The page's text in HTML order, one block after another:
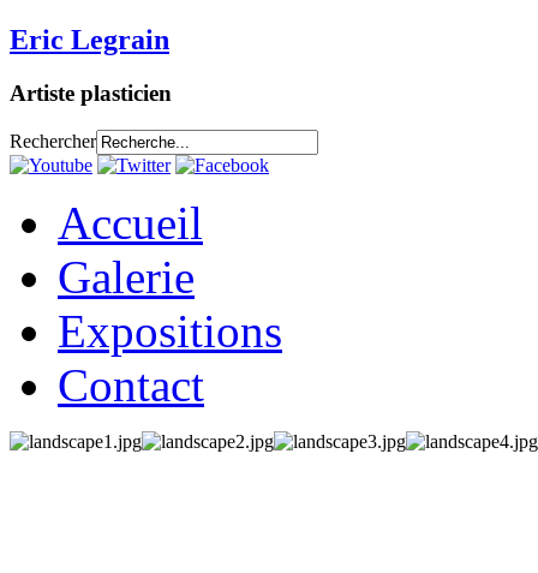
Eric Legrain
Artiste plasticien
Rechercher
Accueil
Galerie
Expositions
Contact